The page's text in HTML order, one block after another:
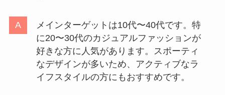
メインターゲットは10代〜40代です。特
に20〜30代のカジュアルファッションが
好きな方に人気があります。スポーティ
なデザインが多いため、アクティブなラ
イフスタイルの方にもおすすめです。